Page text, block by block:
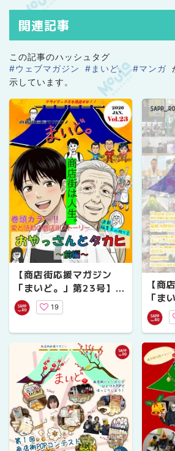
関連記事
この記事のハッシュタグ
#ウェブマガジン
#まいど。 #マンガ
示しています。
【商店街応援マガジン
「まいど。」第23号】愛
と感動の商店街ストーリ
ー おやっさんとタカヒ
19
【商
「ま
店街
こに